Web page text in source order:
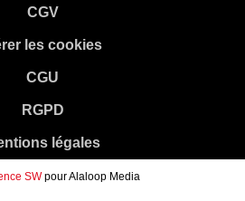
CGV
les cookies
CGU
RGPD
légales
SWpour Alaloop Media